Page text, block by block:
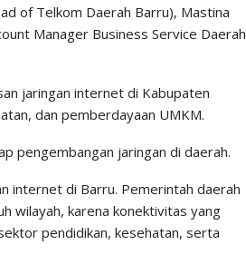
of Telkom Daerah Barru), Mastina
Manager Business Service Daerah
jaringan internet di Kabupaten
dan pemberdayaan UMKM.
pengembangan jaringan di daerah.
internet di Barru. Pemerintah daerah
wilayah, karena konektivitas yang
pendidikan, kesehatan, serta